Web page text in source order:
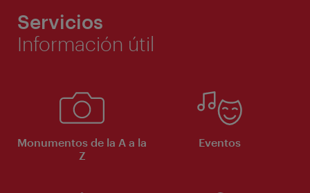
Servicios
Información útil
Monumentos de la A a la
Z
Eventos